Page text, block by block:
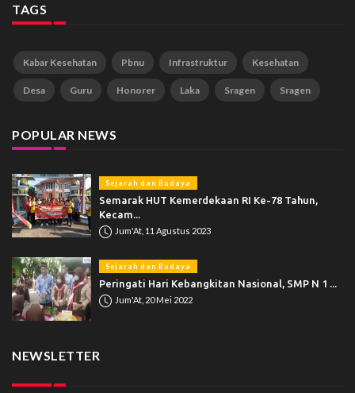
TAGS
Kabar Kesehatan Pbnu Infrastruktur Kesehatan
Desa Guru Honorer Laka Sragen Sragen
POPULAR NEWS
Sejarah dan Budaya
Semarak HUT Kemerdekaan RI Ke-78 Tahun,
Kecam...
Jum'At, 11 Agustus 2023
Sejarah dan Budaya
Peringati Hari Kebangkitan Nasional, SMP N 1 ...
Jum'At, 20 Mei 2022
NEWSLETTER